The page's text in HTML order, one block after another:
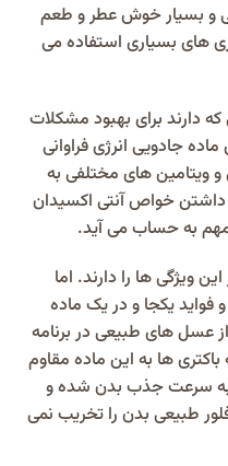
و بسیار خوش عطر و طعم
های بسیاری استفاده می
دارند برای بهبود مشکلات
جادویی انرژی فراوانی
و ویتامین های مختلفی به
داشتن خواص آنتی اکسیدان
مهم به حساب می آید.
ویژگی ها را دارند. اما
فواید یکجا و در یک ماده
عسل های طبیعی در برنامه
ها به این ماده مقاوم
سرعت جذب بدن شده و
طبیعی بدن را تخریب نمی